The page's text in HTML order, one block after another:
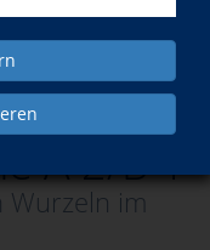
A 2/B 1
Wurzeln im